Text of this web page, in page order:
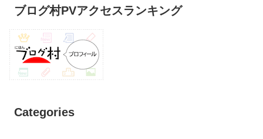
ブログ村PVアクセスランキング
Categories